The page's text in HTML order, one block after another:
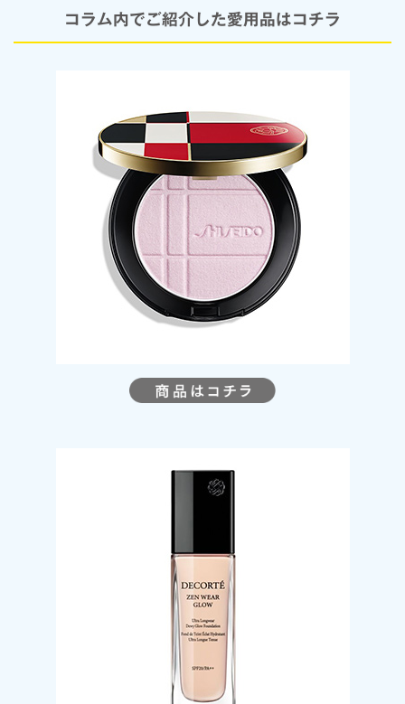
コラム内でご紹介した愛用品はコチラ